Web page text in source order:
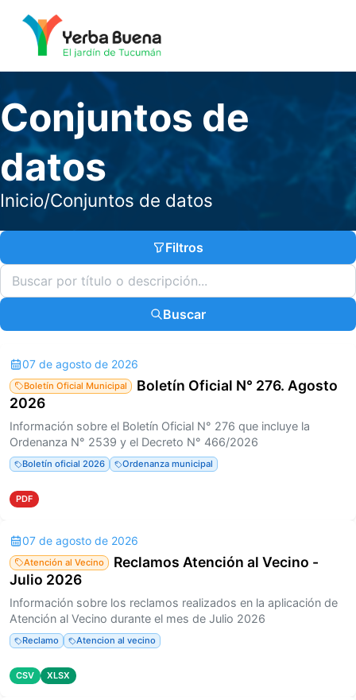
Conjuntos de
datos
Inicio/Conjuntos de datos
Filtros
Buscar
07 de agosto de 2026
Boletín Oficial Municipal
Boletín Oficial N° 276. Agosto
2026
Información sobre el Boletín Oficial N° 276 que incluye la
Ordenanza N° 2539 y el Decreto N° 466/2026
Boletín oficial 2026 Ordenanza municipal
PDF
07 de agosto de 2026
Atención al Vecino
Reclamos Atención al Vecino -
Julio 2026
Información sobre los reclamos realizados en la aplicación de
Atención al Vecino durante el mes de Julio 2026
Reclamo Atencion al vecino
CSV XLSX